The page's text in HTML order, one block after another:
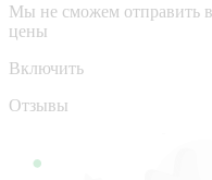
Мы не сможем отправить
цены
Включить
Отзывы